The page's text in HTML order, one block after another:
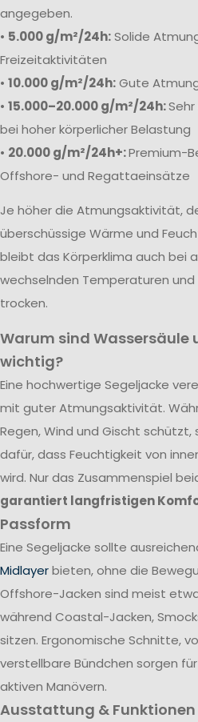
angegeben.
• 5.000 g/m²/24h:Solide
Freizeitaktivitäten
• 10.000 g/m²/24h:Gute
• 15.000–20.000 g/m²/24h:
bei hoher körperlicher Belastung
• 20.000 g/m²/24h+:Premium-
Offshore- und Regattaeinsätze
Je höher die Atmungsaktivität,
überschüssige Wärme und
bleibt das Körperklima auch bei
wechselnden Temperaturen
trocken.
Warum sind
wichtig?
Eine hochwertige Segeljacke
mit guter Atmungsaktivität.
Regen, Wind und Gischt
dafür, dass Feuchtigkeit von
wird. Nur das Zusammenspiel
garantiert langfristigen
Passform
Eine Segeljacke sollte
Midlayerbieten, ohne die
Offshore-Jacken sind meist
während Coastal-Jacken,
sitzen. Ergonomische Schnitte,
verstellbare Bündchen sorgen
aktiven Manövern.
Ausstattung & Funktionen